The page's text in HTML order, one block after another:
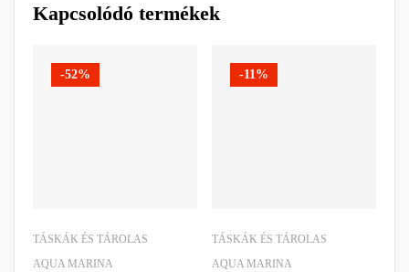
Kapcsolódó termékek
-52%
TÁSKÁK ÉS TÁROLAS
AQUA MARINA
-11%
TÁSKÁK ÉS TÁROLAS
AQUA MARINA